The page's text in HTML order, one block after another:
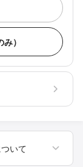
）
いて